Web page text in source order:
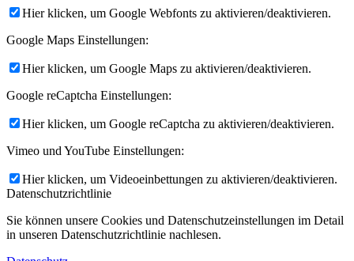
Hier klicken, um Google Webfonts zu aktivieren/deaktivieren.
Google Maps Einstellungen:
Hier klicken, um Google Maps zu aktivieren/deaktivieren.
Google reCaptcha Einstellungen:
Hier klicken, um Google reCaptcha zu aktivieren/deaktivieren.
Vimeo und YouTube Einstellungen:
Hier klicken, um Videoeinbettungen zu aktivieren/deaktivieren.
Datenschutzrichtlinie
Sie können unsere Cookies und Datenschutzeinstellungen im Detail
in unseren Datenschutzrichtlinie nachlesen.